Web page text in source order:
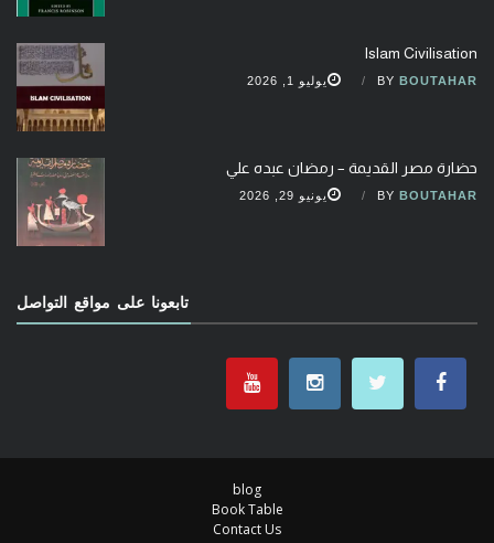
Islam Civilisation
BY BOUTAHAR يوليو 1, 2026
حضارة مصر القديمة – رمضان عبده علي
BY BOUTAHAR يونيو 29, 2026
تابعونا على مواقع التواصل
blog
Book Table
Contact Us